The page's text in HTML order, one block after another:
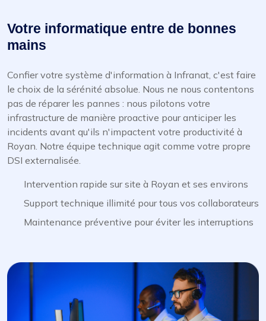
Votre informatique entre de bonnes
mains
Confier votre système d'information à Infranat, c'est faire
le choix de la sérénité absolue. Nous ne nous contentons
pas de réparer les pannes : nous pilotons votre
infrastructure de manière proactive pour anticiper les
incidents avant qu'ils n'impactent votre productivité à
Royan. Notre équipe technique agit comme votre propre
DSI externalisée.
Intervention rapide sur site à Royan et ses environs
Support technique illimité pour tous vos collaborateurs
Maintenance préventive pour éviter les interruptions